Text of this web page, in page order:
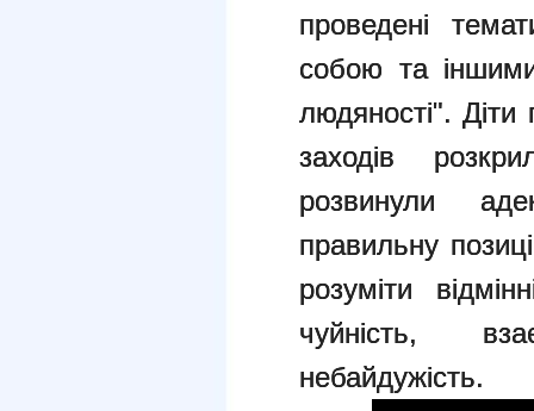
проведені
собою та
людяності".Діти
заходів
розвинули
правильну
розуміти
чуйність,
небайдужість.